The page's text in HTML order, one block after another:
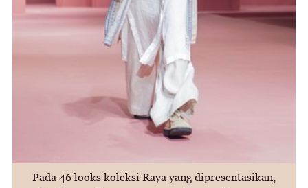
Pada 46 looks koleksi Raya yang dipresentasikan,